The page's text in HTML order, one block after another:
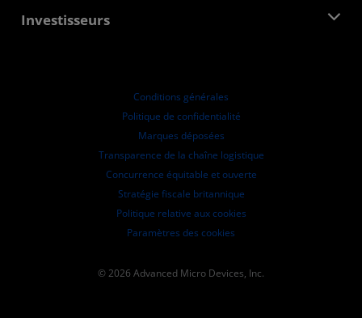
Études de cas
Hub partenaires AMD
Investisseurs
Conseil d'administration
Documents de gouvernance
Dépôts auprès de la SEC
Conditions générales
Politique de confidentialité
Marques déposées
Transparence de la chaîne logistique
Concurrence équitable et ouverte
Stratégie fiscale britannique
Politique relative aux cookies
Paramètres des cookies
© 2026 Advanced Micro Devices, Inc.